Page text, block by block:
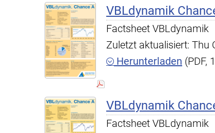
VBLdynamik
Factsheet VBLdynamik
Zuletzt aktualisiert: Thu
Herunterladen (PDF,
VBLdynamik
Factsheet VBLdynamik